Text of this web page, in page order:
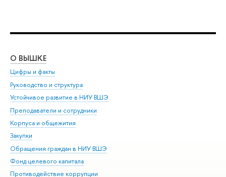
О ВЫШКЕ
Цифры и факты
Руководство и структура
Устойчивое развитие в НИУ ВШЭ
Преподаватели и сотрудники
Корпуса и общежития
Закупки
Обращения граждан в НИУ ВШЭ
Фонд целевого капитала
Противодействие коррупции